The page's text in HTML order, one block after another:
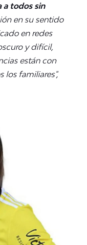
a todos sin
en su sentido
en redes
y difícil,
están con
los familiares",